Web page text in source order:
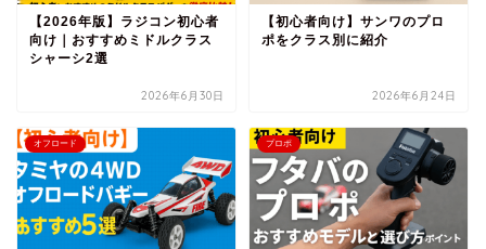
【2026年版】ラジコン初心者
向け｜おすすめミドルクラス
シャーシ2選
2026年6月30日
【初心者向け】サンワのプロ
ポをクラス別に紹介
2026年6月24日
オフロード プロポ